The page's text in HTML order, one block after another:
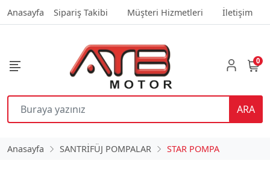
Anasayfa Sipariş Takibi Müşteri Hizmetleri İletişim
ARA
0
Anasayfa SANTRİFÜJ POMPALAR STAR POMPA